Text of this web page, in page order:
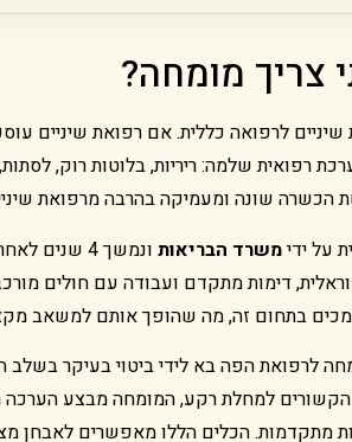
צריך מומחה?
לרפואה כללית. אם רפואת שיניים
שלמה: ריריות, בלוטות רוק,
הכשרה שונה ומעמיקה בהרבה מרפואת
על ידימשרד הבריאות
ונמשך 4
בתחום זה, מה שהופך אותם למשאב
לרפואת הפה בא לידי ביטוי בעיקר
למחלת רקע, המומחה מבצע הערכה